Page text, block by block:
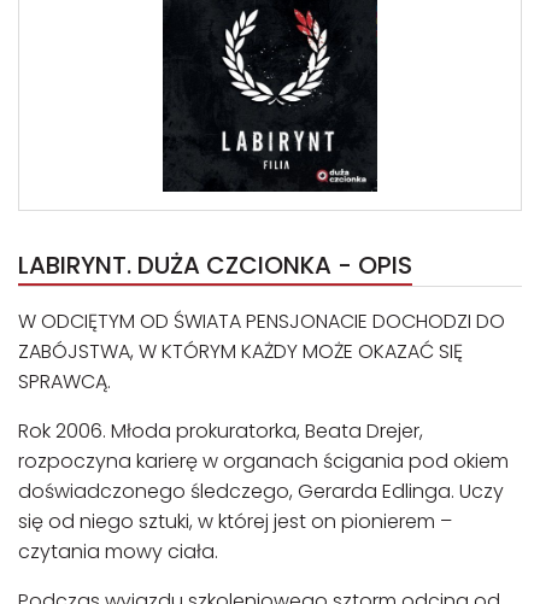
LABIRYNT. DUŻA CZCIONKA - OPIS
W ODCIĘTYM OD ŚWIATA PENSJONACIE DOCHODZI DO
ZABÓJSTWA, W KTÓRYM KAŻDY MOŻE OKAZAĆ SIĘ
SPRAWCĄ.
Rok 2006. Młoda prokuratorka, Beata Drejer,
rozpoczyna karierę w organach ścigania pod okiem
doświadczonego śledczego, Gerarda Edlinga. Uczy
się od niego sztuki, w której jest on pionierem –
czytania mowy ciała.